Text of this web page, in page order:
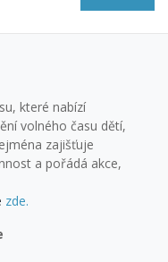
které nabízí
volného času dětí,
zajišťuje
a pořádá akce,
zde.